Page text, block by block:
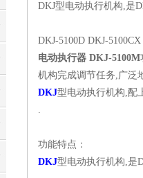
DKJ型电动执行机构,是
DKJ-5100D DKJ-
电动执行器 DKJ-5100M
机构完成调节任务,广泛
DKJ型电动执行机构,配
.
功能特点：
DKJ型电动执行机构,是